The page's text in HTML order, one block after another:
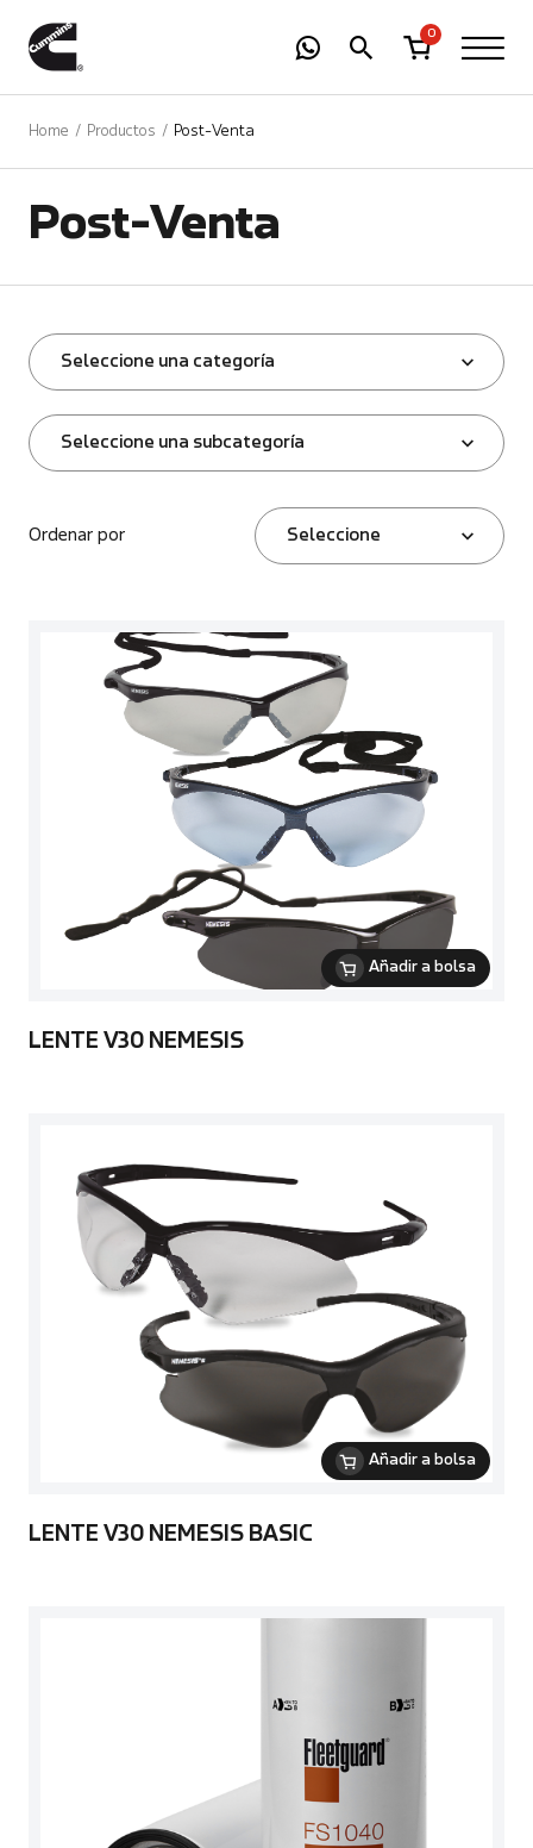
0
Home Productos Post-Venta
Post-Venta
Seleccione una categoría
Seleccione una subcategoría
Ordenar por Seleccione
Añadir a bolsa
LENTE V30 NEMESIS
Añadir a bolsa
LENTE V30 NEMESIS BASIC